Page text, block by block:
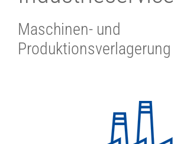
Maschinen- und
Produktionsverlagerung